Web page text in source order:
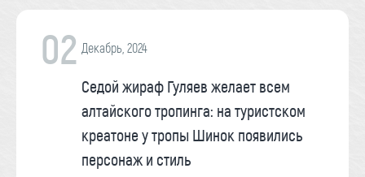
02 Декабрь, 2024
Седой жираф Гуляев желает всем
алтайского тропинга: на туристском
креатоне у тропы Шинок появились
персонаж и стиль